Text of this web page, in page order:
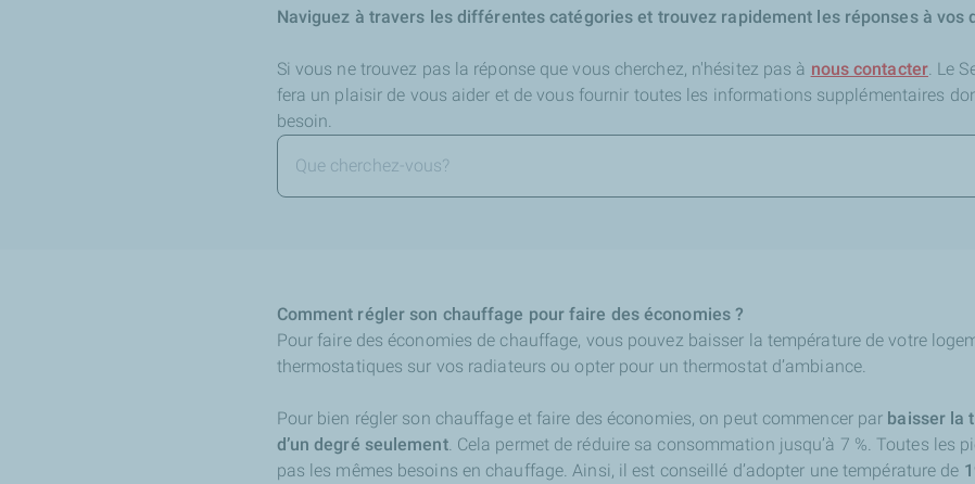
Naviguez à travers les différentes catégories et trouvez rapidement les réponses à vos
Si vous ne trouvez pas la réponse que vous cherchez, n'hésitez pas à nous contacter. Le
fera un plaisir de vous aider et de vous fournir toutes les informations supplémentaires
besoin.
Comment régler son chauffage pour faire des économies ?
Pour faire des économies de chauffage, vous pouvez baisser la température de votre
thermostatiques sur vos radiateurs ou opter pour un thermostat d’ambiance.
Pour bien régler son chauffage et faire des économies, on peut commencer par baisser la
d’un degré seulement. Cela permet de réduire sa consommation jusqu’à 7 %. Toutes les
pas les mêmes besoins en chauffage. Ainsi, il est conseillé d’adopter une température de